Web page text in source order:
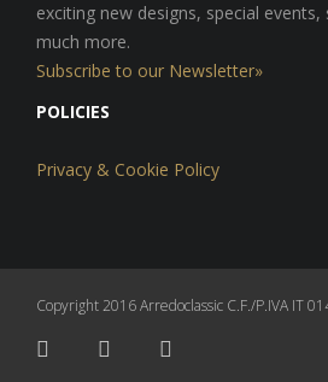
exciting new designs, special
much more.
Subscribe to our Newsletter»
POLICIES
Privacy & Cookie Policy
Copyright 2016 Arredoclassic C.F./P.IVA IT